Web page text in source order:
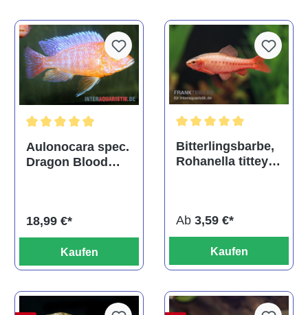
Durchschnittliche Bewertung von 5 von 5 Sternen
Aulonocara spec.
Dragon Blood
18,99 €*
Kaufen
Bitterlingsbarbe,
Rohanella titteya,
Ab 3,59 €*
Kaufen